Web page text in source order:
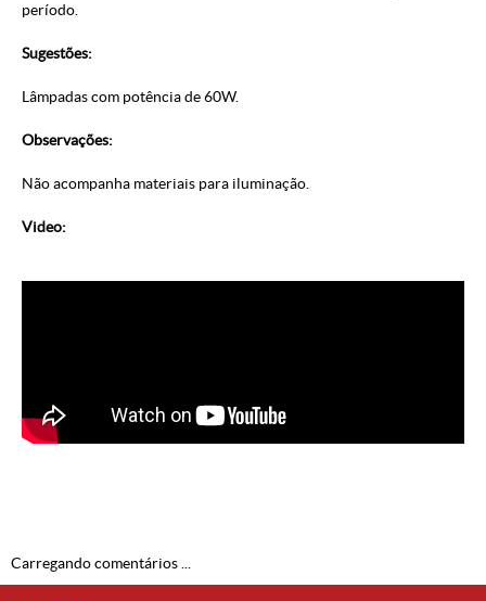
período.
Sugestões:
Lâmpadas com potência de 60W.
Observações:
Não acompanha materiais para iluminação.
Video:
Carregando comentários ...